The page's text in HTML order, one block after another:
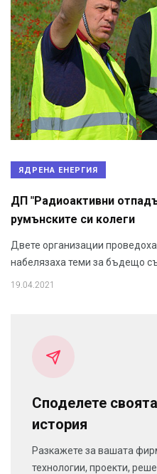
ЯДРЕНА ЕНЕРГИЯ
ДП "Радиоактивни
румънските си колеги
Двете организации
набелязаха теми за бъдещо
19.04.2021
Споделете
история
Разкажете за вашата
технологии, проекти,